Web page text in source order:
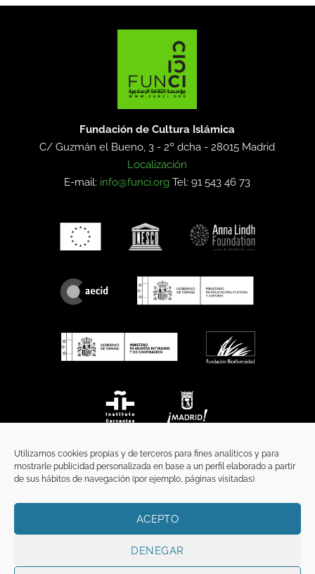
Utilizamos cookies propias y de terceros para fines analíticos y para
mostrarle publicidad personalizada en base a un perfil elaborado a partir
de sus hábitos de navegación (por ejemplo, páginas visitadas).
ACEPTO
DENEGAR
Fundación de Cultura Islámica
C/ Guzmán el Bueno, 3 - 2º dcha -28015 Madrid
Localización
E-mail: info@funci.org Tel: 91 543 46 73
TÉRMINOS Y CONDICIONES
Copyright 2026 ©FunciFUNCI es titular de los derechos de propiedad